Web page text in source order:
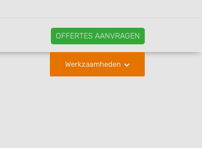
OFFERTES AANVRAGEN
Werkzaamheden